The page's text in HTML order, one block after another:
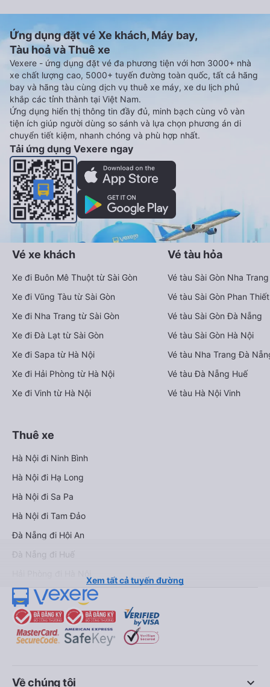
Ứng dụng đặt vé Xe khách, Máy bay,
Tàu hoả và Thuê xe
Vexere - ứng dụng đặt vé đa phương tiện với hơn 3000+ nhà
xe chất lượng cao, 5000+ tuyến đường toàn quốc, tất cả hãng
bay và hãng tàu cùng dịch vụ thuê xe máy, xe du lịch phủ
khắp các tỉnh thành tại Việt Nam.
Ứng dụng hiển thị thông tin đầy đủ, minh bạch cùng vô vàn
tiện ích giúp người dùng so sánh và lựa chọn phương án di
chuyển tiết kiệm, nhanh chóng và phù hợp nhất.
Tải ứng dụng Vexere ngay
Vé xe khách
Xe đi Buôn Mê Thuột từ Sài Gòn
Xe đi Vũng Tàu từ Sài Gòn
Xe đi Nha Trang từ Sài Gòn
Xe đi Đà Lạt từ Sài Gòn
Xe đi Sapa từ Hà Nội
Xe đi Hải Phòng từ Hà Nội
Xe đi Vinh từ Hà Nội
Vé tàu hỏa
Vé tàu Sài Gòn Nha Trang
Vé tàu Sài Gòn Phan Thiết
Vé tàu Sài Gòn Đà Nẵng
Vé tàu Sài Gòn Hà Nội
Vé tàu Nha Trang Đà
Vé tàu Đà Nẵng Huế
Vé tàu Hà Nội Vinh
Thuê xe
Hà Nội đi Ninh Bình
Hà Nội đi Hạ Long
Hà Nội đi Sa Pa
Hà Nội đi Tam Đảo
Đà Nẵng đi Hội An
Đà Nẵng đi Huế
Xem tất cả tuyến đường
keyboard_arrow_down
Về chúng tôi